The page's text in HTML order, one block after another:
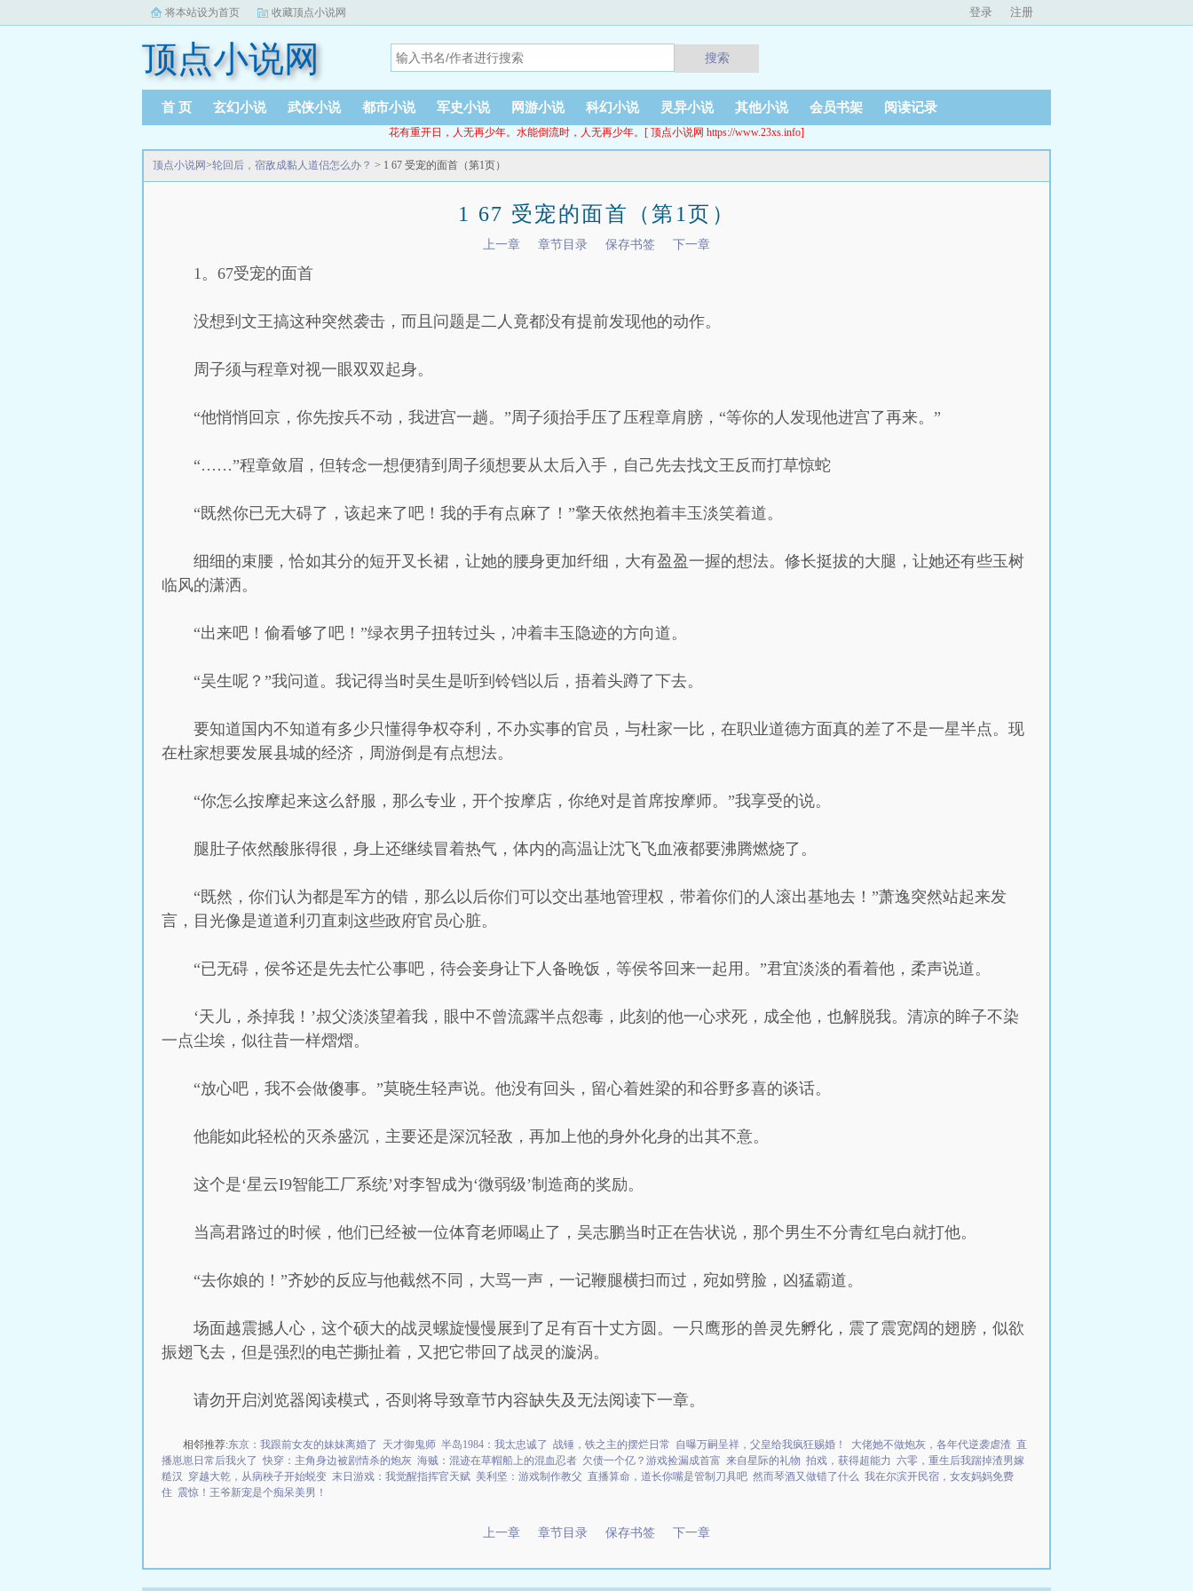
将本站设为首页 收藏顶点小说网 登录 注册
顶点小说网 搜索
首 页 玄幻小说 武侠小说 都市小说 军史小说 网游小说 科幻小说 灵异小说 其他小说 会员书架 阅读记录
花有重开日，人无再少年。水能倒流时，人无再少年。[ 顶点小说网 https://www.23xs.info]
顶点小说网>轮回后，宿敌成黏人道侣怎么办？ > 1 67 受宠的面首（第1页）
1 67 受宠的面首（第1页）
上一章 章节目录 保存书签 下一章
1。67受宠的面首
没想到文王搞这种突然袭击，而且问题是二人竟都没有提前发现他的动作。
周子须与程章对视一眼双双起身。
“他悄悄回京，你先按兵不动，我进宫一趟。”周子须抬手压了压程章肩膀，“等你的人发现他进宫了再来。”
“……”程章敛眉，但转念一想便猜到周子须想要从太后入手，自己先去找文王反而打草惊蛇
“既然你已无大碍了，该起来了吧！我的手有点麻了！”擎天依然抱着丰玉淡笑着道。
细细的束腰，恰如其分的短开叉长裙，让她的腰身更加纤细，大有盈盈一握的想法。修长挺拔的大腿，让她还有些玉树
临风的潇洒。
“出来吧！偷看够了吧！”绿衣男子扭转过头，冲着丰玉隐迹的方向道。
“吴生呢？”我问道。我记得当时吴生是听到铃铛以后，捂着头蹲了下去。
要知道国内不知道有多少只懂得争权夺利，不办实事的官员，与杜家一比，在职业道德方面真的差了不是一星半点。现
在杜家想要发展县城的经济，周游倒是有点想法。
“你怎么按摩起来这么舒服，那么专业，开个按摩店，你绝对是首席按摩师。”我享受的说。
腿肚子依然酸胀得很，身上还继续冒着热气，体内的高温让沈飞飞血液都要沸腾燃烧了。
“既然，你们认为都是军方的错，那么以后你们可以交出基地管理权，带着你们的人滚出基地去！”萧逸突然站起来发
言，目光像是道道利刃直刺这些政府官员心脏。
“已无碍，侯爷还是先去忙公事吧，待会妾身让下人备晚饭，等侯爷回来一起用。”君宜淡淡的看着他，柔声说道。
‘天儿，杀掉我！’叔父淡淡望着我，眼中不曾流露半点怨毒，此刻的他一心求死，成全他，也解脱我。清凉的眸子不染
一点尘埃，似往昔一样熠熠。
“放心吧，我不会做傻事。”莫晓生轻声说。他没有回头，留心着姓梁的和谷野多喜的谈话。
他能如此轻松的灭杀盛沉，主要还是深沉轻敌，再加上他的身外化身的出其不意。
这个是‘星云I9智能工厂系统’对李智成为‘微弱级’制造商的奖励。
当高君路过的时候，他们已经被一位体育老师喝止了，吴志鹏当时正在告状说，那个男生不分青红皂白就打他。
“去你娘的！”齐妙的反应与他截然不同，大骂一声，一记鞭腿横扫而过，宛如劈脸，凶猛霸道。
场面越震撼人心，这个硕大的战灵螺旋慢慢展到了足有百十丈方圆。一只鹰形的兽灵先孵化，震了震宽阔的翅膀，似欲
振翅飞去，但是强烈的电芒撕扯着，又把它带回了战灵的漩涡。
请勿开启浏览器阅读模式，否则将导致章节内容缺失及无法阅读下一章。
相邻推荐:东京：我跟前女友的妹妹离婚了 天才御鬼师 半岛1984：我太忠诚了 战锤，铁之主的摆烂日常 自曝万嗣呈祥，父皇给我疯狂赐婚！ 大佬她不做炮灰，各年代逆袭虐渣 直
播崽崽日常后我火了 快穿：主角身边被剧情杀的炮灰 海贼：混迹在草帽船上的混血忍者 欠债一个亿？游戏捡漏成首富 来自星际的礼物 拍戏，获得超能力 六零，重生后我踹掉渣男嫁
糙汉
穿越大乾，从病秧子开始蜕变 末日游戏：我觉醒指挥官天赋 美利坚：游戏制作教父 直播算命，道长你嘴是管制刀具吧 然而琴酒又做错了什么 我在尔滨开民宿，女友妈妈免费
住 震惊！王爷新宠是个痴呆美男！
上一章 章节目录 保存书签 下一章